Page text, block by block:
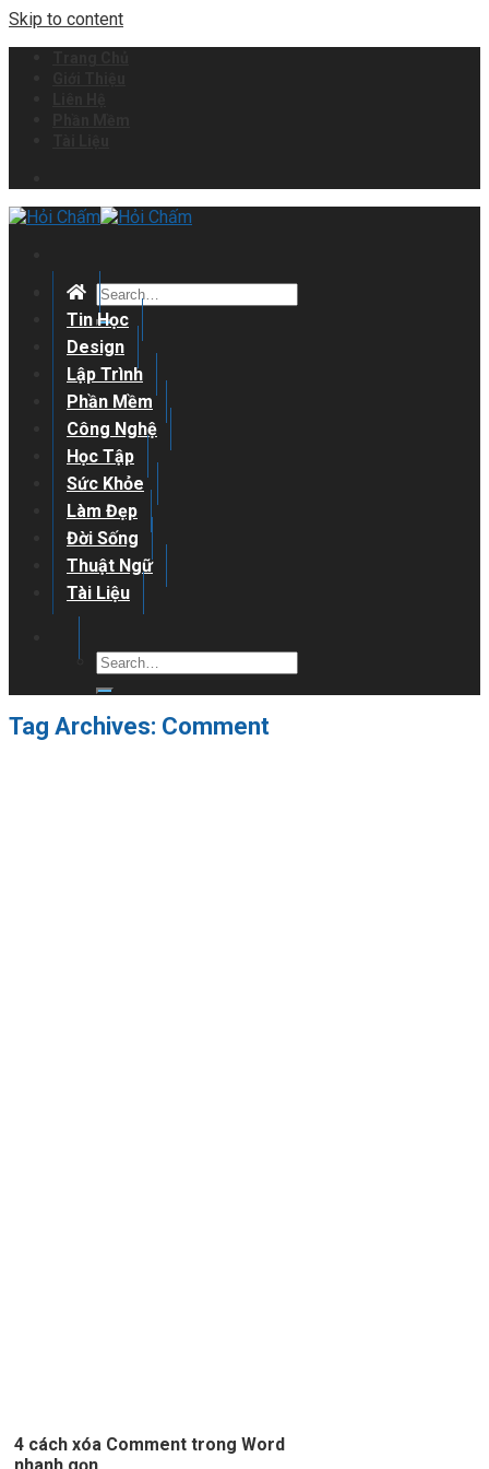
Skip to content
Tin Học
Design
Lập Trình
Phần Mềm
Công Nghệ
Học Tập
Sức Khỏe
Làm Đẹp
Đời Sống
Thuật Ngữ
Tài Liệu
Tag Archives: Comment
4 cách xóa Comment trong Word
nhanh gọn